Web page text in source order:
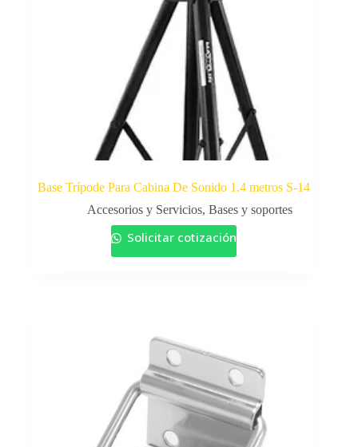
Base Trípode Para Cabina De Sonido 1.4 metros S-14
Accesorios y Servicios, Bases y soportes
Solicitar cotización